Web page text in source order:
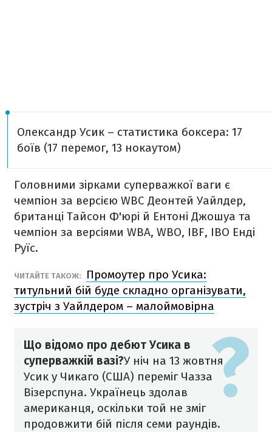
Олександр Усик – статистика боксера: 17
боїв (17 перемог, 13 нокаутом)
Головними зірками суперважкої ваги є
чемпіон за версією WBC Деонтей Уайлдер,
британці Тайсон Ф'юрі й Ентоні Джошуа та
чемпіон за версіями WBA, WBO, IBF, IBO Енді
Руїс.
ЧИТАЙТЕ ТАКОЖ:
Промоутер про Усика:
титульний бій буде складно організувати,
зустріч з Уайлдером – малоймовірна
Що відомо про дебют Усика в
суперважкій вазі?У ніч на 13 жовтня
Усик у Чикаго (США) переміг Чазза
Візерспуна. Українець здолав
американця, оскільки той не зміг
продовжити бій після семи раундів.